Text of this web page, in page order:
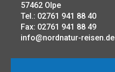
57462 Olpe
Tel.: 02761 941 88 40
Fax: 02761 941 88 49
info@nordnatur-reisen.de